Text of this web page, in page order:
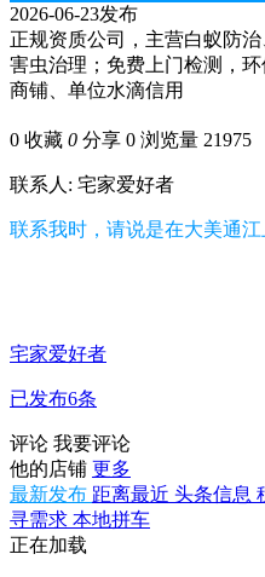
2026-06-23发布
正规资质公司，主营白蚁防
害虫治理；免费上门检测，
商铺、单位水滴信用
0 收藏 0 分享 0 浏览量 21975
联系人: 宅家爱好者
联系我时，请说是在大美通
宅家爱好者
已发布6条
评论 我要评论
他的店铺 更多
最新发布 距离最近 头条信息
寻需求 本地拼车
正在加载